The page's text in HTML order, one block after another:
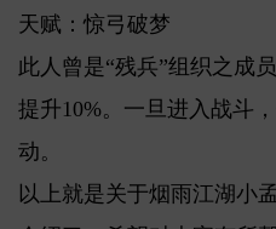
天赋：惊弓破梦
此人曾是“残兵”组织之成
提升10%。一旦进入战斗
动。
以上就是关于烟雨江湖小